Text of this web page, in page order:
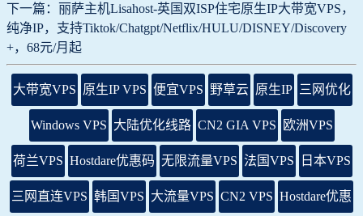
下一篇：丽萨主机Lisahost-英国双ISP住宅原生IP大带宽VPS，
纯净IP，支持Tiktok/Chatgpt/Netflix/HULU/DISNEY/Discovery
+，68元/月起
大带宽VPS 原生IP VPS 便宜VPS 野草云 原生IP 三网优化
Windows VPS 大陆优化线路 CN2 GIA VPS 欧洲VPS
荷兰VPS Hostdare优惠码 无限流量VPS 法国VPS 日本VPS
三网直连VPS 韩国VPS 大流量VPS CN2 VPS Hostdare优惠